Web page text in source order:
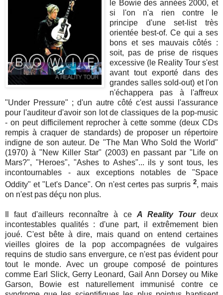
le Bowie des années 2000, et
si l'on n'a rien contre le
principe d'une set-list très
orientée best-of. Ce qui a ses
bons et ses mauvais côtés :
soit, pas de prise de risques
excessive (le Reality Tour s'est
avant tout exporté dans des
grandes salles sold-out) et l'on
n'échappera pas à l'affreux
"Under Pressure" ; d'un autre côté c'est aussi l'assurance
pour l'auditeur d'avoir son lot de classiques de la pop-music
- on peut difficilement reprocher à cette somme (deux CDs
rempis à craquer de standards) de proposer un répertoire
indigne de son auteur. De "The Man Who Sold the World"
(1970) à "New Killer Star" (2003) en passant par "Life on
Mars?", "Heroes", "Ashes to Ashes"... ils y sont tous, les
incontournables - aux exceptions notables de "Space
Oddity" et "Let's Dance". On n'est certes pas surpris 2, mais
on n'est pas déçu non plus.
Il faut d'ailleurs reconnaître à ce A Reality Tourdeux
incontestables qualités : d'une part, il extrêmement bien
joué. C'est bête à dire, mais quand on entend certaines
vieilles gloires de la pop accompagnées de vulgaires
requins de studio sans envergure, ce n'est pas évident pour
tout le monde. Avec un groupe composé de pointures
comme Earl Slick, Gerry Leonard, Gail Ann Dorsey ou Mike
Garson, Bowie est naturellement immunisé contre ce